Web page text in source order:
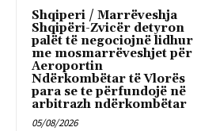
Shqiperi / Marrëveshja
Shqipëri-Zvicër detyron
palët të negociojnë lidhur
me mosmarrëveshjet për
Aeroportin
Ndërkombëtar të Vlorës
para se te përfundojë në
arbitrazh ndërkombëtar
05/08/2026